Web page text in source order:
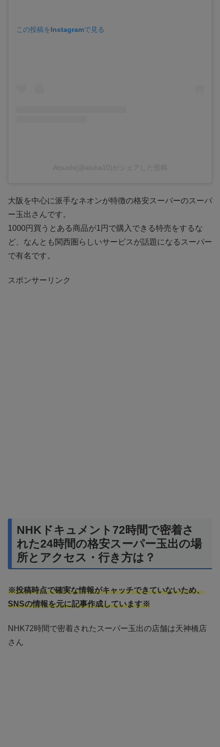
この投稿をInstagramで見る
Atsushi(@atuka10)がシェアした投稿
大阪を中心に派手なネオンが特徴の格安スーパーのスーパ
ー玉出さんです。
1000円買うとある商品が1円で購入できる特売をするな
ど、なんとも関西圏らしいサービスが話題になるスーパー
で有名です。
スポンサーリンク
NHKドキュメント72時間で密着さ
れた24時間の格安スーパー玉出の場
所とアクセス・行き方は？
※投稿時点で確実な情報がキャッチできていないため、
SNSの情報を元に記事作成しています※
NHK72時間で密着されたスーパー玉出の店舗は天神橋店
さん